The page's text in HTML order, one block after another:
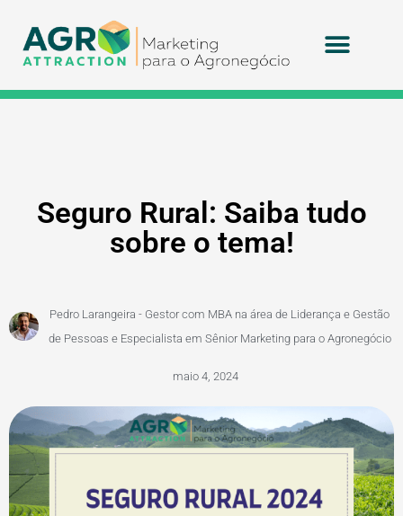
Seguro Rural: Saiba tudo
sobre o tema!
Pedro Larangeira - Gestor com MBA na área de Liderança e Gestão
de Pessoas e Especialista em Sênior Marketing para o Agronegócio
maio 4, 2024